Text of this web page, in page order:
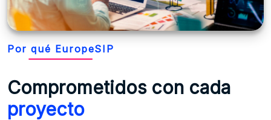
Por qué EuropeSIP
Comprometidos con cada
proyecto